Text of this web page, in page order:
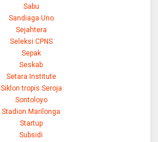
Sabu
Sandiaga Uno
Sejahtera
Seleksi CPNS
Sepak
Seskab
Setara Institute
Siklon tropis Seroja
Sontoloyo
Stadion Marilonga
Startup
Subsidi